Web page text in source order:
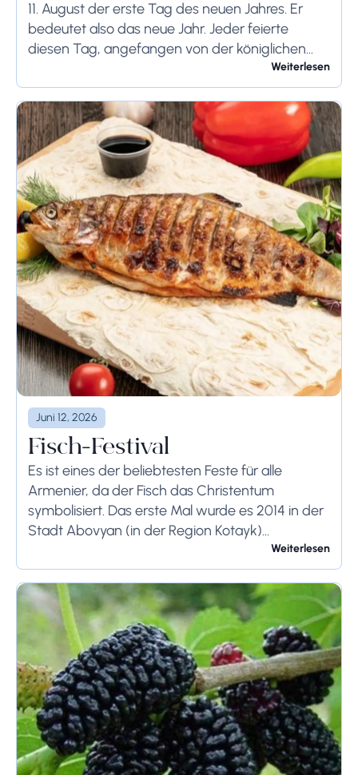
11. August der erste Tag des neuen Jahres. Er
bedeutet also das neue Jahr. Jeder feierte
diesen Tag, angefangen von der königlichen
Familie bis hin zu den örtlichen Bauern....Weiterlesen
Juni 12, 2026
Fisch-Festival
Es ist eines der beliebtesten Feste für alle
Armenier, da der Fisch das Christentum
symbolisiert. Das erste Mal wurde es 2014 in der
Stadt Abovyan (in der Region Kotayk)
veranstaltet. Während des Festivals präsentieren
professionelle Köche...
Weiterlesen